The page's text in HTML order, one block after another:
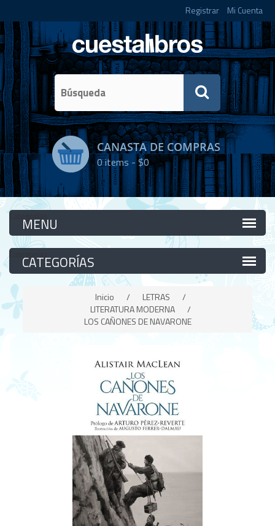
Registrar Mi Cuenta
CANASTA DE COMPRAS
0items -$0
Categorías
Categorías
Inicio / LETRAS
/
LITERATURA MODERNA
/
LOS CAÑONES DE NAVARONE